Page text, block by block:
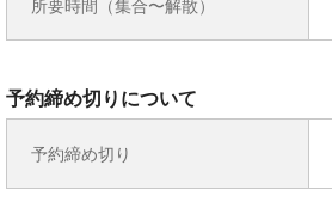
所要時間（集合〜解散）
予約締め切りについて
予約締め切り